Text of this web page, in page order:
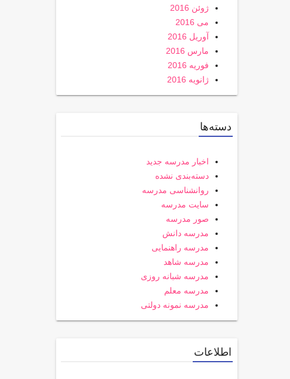
ژوئن 2016
می 2016
آوریل 2016
مارس 2016
فوریه 2016
ژانویه 2016
دسته‌ها
اخبار مدرسه جدید
دسته‌بندی نشده
روانشناسی مدرسه
سایت مدرسه
صور مدرسه
مدرسه دانش
مدرسه راهنمایی
مدرسه شاهد
مدرسه شبانه روزی
مدرسه معلم
مدرسه نمونه دولتی
اطلاعات